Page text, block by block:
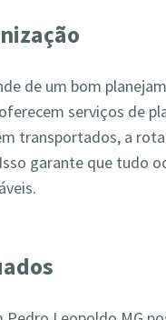
de um bom
serviços de
transportados, a
garante que tudo